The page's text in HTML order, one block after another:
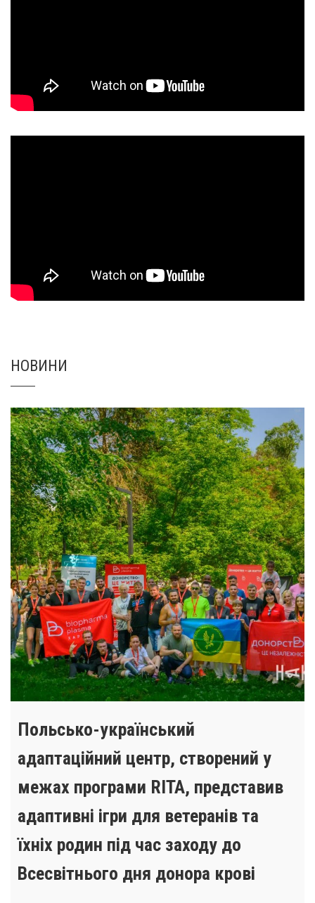
НОВИНИ
Польсько-український
адаптаційний центр, створений у
межах програми RITA, представив
адаптивні ігри для ветеранів та
їхніх родин під час заходу до
Всесвітнього дня донора крові